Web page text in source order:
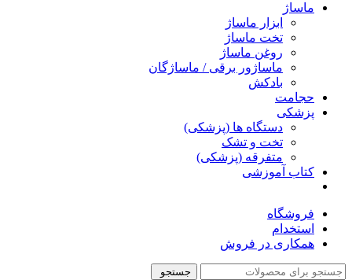
ماساژ
ابزار ماساژ
تخت ماساژ
روغن ماساژ
ماساژور برقی / ماساژگان
بادکش
حجامت
پزشکی
دستگاه ها (پزشکی)
تخت و تشک
متفرقه (پزشکی)
کتاب آموزشی
فروشگاه
استخدام
همکاری در فروش
جستجو